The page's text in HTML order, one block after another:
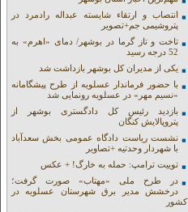
انتصاب و ارتقاء شایسته عبداله رادمرد در
پتروشیمی جم+تصویر
تاخت و تاز گرما در بوشهر/ دمای «اهرم» به
52 درجه رسید
یکی از مدیران کل بوشهر بازداشت شد
با حضور فرماندار عسلویه از طرح پیشگامانه
«نسیم مهر» در عسلویه رونمایی شد
بازدید رئیس کل دادگستری بوشهر از
پتروپالایش کنگان
نشست ریاست دادگاه عمومی بخش سعدآباد
با شهردار وحدتیه +تصاویر
توییت ترامپ: حمله به خارگ! + عکس
در طرح ملی «مهتاب» صورت گرفت؛
درخشش مدیر برق شهرستان عسلویه در
کشور